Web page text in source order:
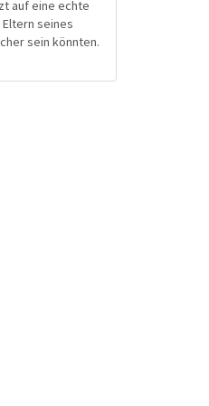
auf eine echte
seines
sein könnten.